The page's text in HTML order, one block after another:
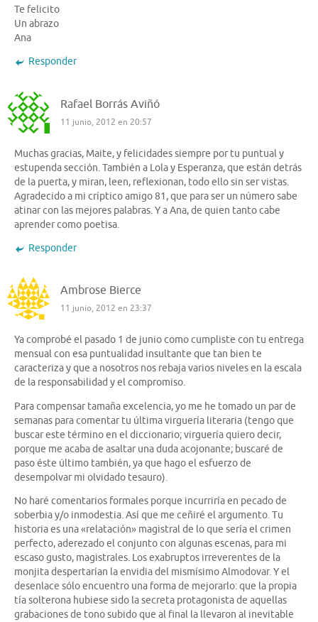
Te felicito
Un abrazo
Ana
Responder
Rafael Borrás Aviñó
11 junio, 2012 en 20:57
Muchas gracias, Maite, y felicidades siempre por tu puntual y
estupenda sección. También a Lola y Esperanza, que están detrás
de la puerta, y miran, leen, reflexionan, todo ello sin ser vistas.
Agradecido a mi críptico amigo 81, que para ser un número sabe
atinar con las mejores palabras. Y a Ana, de quien tanto cabe
aprender como poetisa.
Responder
Ambrose Bierce
11 junio, 2012 en 23:37
Ya comprobé el pasado 1 de junio como cumpliste con tu entrega
mensual con esa puntualidad insultante que tan bien te
caracteriza y que a nosotros nos rebaja varios niveles en la escala
de la responsabilidad y el compromiso.
Para compensar tamaña excelencia, yo me he tomado un par de
semanas para comentar tu última virguería literaria (tengo que
buscar este término en el diccionario; virguería quiero decir,
porque me acaba de asaltar una duda acojonante; buscaré de
paso éste último también, ya que hago el esfuerzo de
desempolvar mi olvidado tesauro).
No haré comentarios formales porque incurriría en pecado de
soberbia y/o inmodestia. Así que me ceñiré el argumento. Tu
historia es una «relatación» magistral de lo que sería el crimen
perfecto, aderezado el conjunto con algunas escenas, para mi
escaso gusto, magistrales. Los exabruptos irreverentes de la
monjita despertarían la envidia del mismísimo Almodovar. Y el
desenlace sólo encuentro una forma de mejorarlo: que la propia
tía solterona hubiese sido la secreta protagonista de aquellas
grabaciones de tono subido que al final la llevaron al inevitable